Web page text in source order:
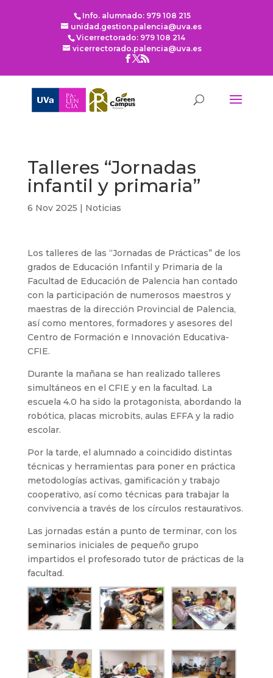
Info. alumnado: 979 108 215
unidad.gestion.palencia@uva.es
Vicerrectorado: 979 108 214
vicerrectorado.palencia@uva.es
Talleres “Jornadas
infantil y primaria”
6 Nov 2025 | Noticias
Los talleres de las “Jornadas de Prácticas” de los
grados de Educación Infantil y Primaria de la
Facultad de Educación de Palencia han contado
con la participación de numerosos maestros y
maestras de la dirección Provincial de Palencia,
así como mentores, formadores y asesores del
Centro de Formación e Innovación Educativa-
CFIE.
Durante la mañana se han realizado talleres
simultáneos en el CFIE y en la facultad. La
escuela 4.0 ha sido la protagonista, abordando la
robótica, placas microbits, aulas EFFA y la radio
escolar.
Por la tarde, el alumnado a coincidido distintas
técnicas y herramientas para poner en práctica
metodologías activas, gamificación y trabajo
cooperativo, así como técnicas para trabajar la
convivencia a través de los círculos restaurativos.
Las jornadas están a punto de terminar, con los
seminarios iniciales de pequeño grupo
impartidos el profesorado tutor de prácticas de la
facultad.